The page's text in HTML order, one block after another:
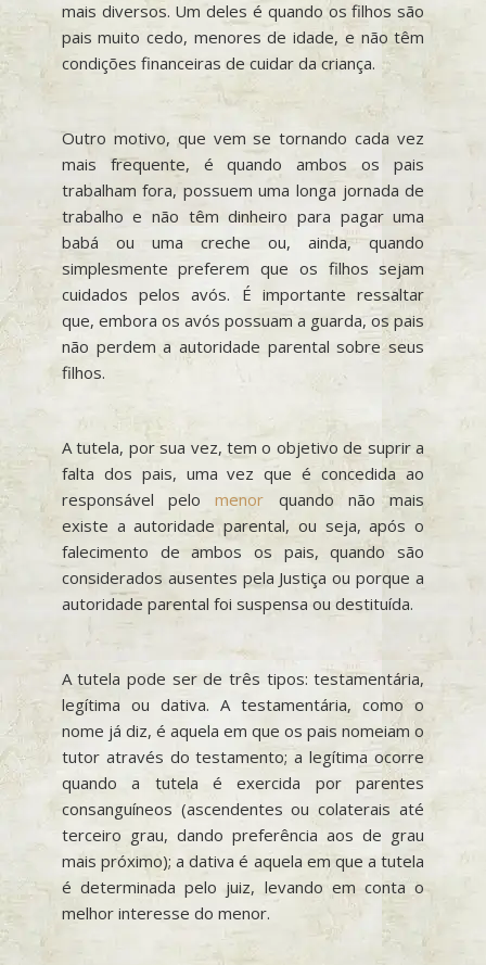
mais diversos. Um deles é quando os filhos são
pais muito cedo, menores de idade, e não têm
condições financeiras de cuidar da criança.
Outro motivo, que vem se tornando cada vez
mais frequente, é quando ambos os pais
trabalham fora, possuem uma longa jornada de
trabalho e não têm dinheiro para pagar uma
babá ou uma creche ou, ainda, quando
simplesmente preferem que os filhos sejam
cuidados pelos avós. É importante ressaltar
que, embora os avós possuam a guarda, os pais
não perdem a autoridade parental sobre seus
filhos.
A tutela, por sua vez, tem o objetivo de suprir a
falta dos pais, uma vez que é concedida ao
responsável pelomenor quando não mais
existe a autoridade parental, ou seja, após o
falecimento de ambos os pais, quando são
considerados ausentes pela Justiça ou porque a
autoridade parental foi suspensa ou destituída.
A tutela pode ser de três tipos: testamentária,
legítima ou dativa. A testamentária, como o
nome já diz, é aquela em que os pais nomeiam o
tutor através do testamento; a legítima ocorre
quando a tutela é exercida por parentes
consanguíneos (ascendentes ou colaterais até
terceiro grau, dando preferência aos de grau
mais próximo); a dativa é aquela em que a tutela
é determinada pelo juiz, levando em conta o
melhor interesse do menor.